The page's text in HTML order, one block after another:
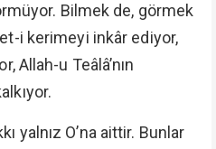
Bilmek de, görmek
i kerimeyi inkâr ediyor,
Allah-u Teâlâ’nın
yalnız O’na aittir. Bunlar